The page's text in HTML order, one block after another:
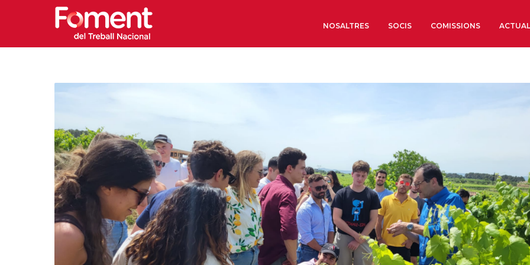
NOSALTRES
Societat Barcelonesa
Econòmics i Socials
Organitzacions
Organitzacions
Coneix més
SOCIS COMISSIONS